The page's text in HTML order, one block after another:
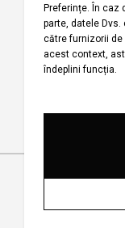
Politica
privind
utilizarea
modulelor de
tip cookie
Termeni și
condiții
campanie
Drepturi de